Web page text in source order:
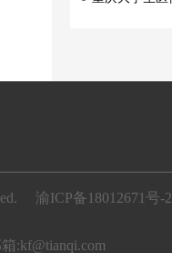
渝ICP备18012671号-2
:kf@tianqi.com